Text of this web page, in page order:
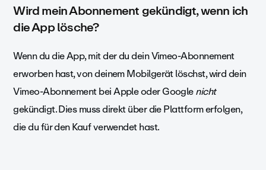
Wird mein Abonnement gekündigt, wenn ich
die App lösche?
Wenn du die App, mit der du dein Vimeo-Abonnement
erworben hast, von deinem Mobilgerät löschst, wird dein
Vimeo-Abonnement bei Apple oder Googlenicht
gekündigt. Dies muss direkt über die Plattform erfolgen,
die du für den Kauf verwendet hast.